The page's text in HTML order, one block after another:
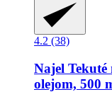
4.2 (38)
Najel
olejom, 500